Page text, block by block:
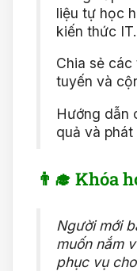
liệu tự học
kiến thức IT.
Chia sẻ
tuyến và
Hướng dẫn
quả và
👨‍🎓 Khóa
Người mới
muốn nắm
phục vụ